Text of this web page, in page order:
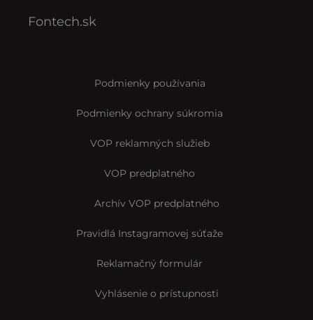
Fontech.sk
Podmienky používania
Podmienky ochrany súkromia
VOP reklamných služieb
VOP predplatného
Archív VOP predplatného
Pravidlá Instagramovej súťaže
Reklamačný formulár
Vyhlásenie o prístupnosti